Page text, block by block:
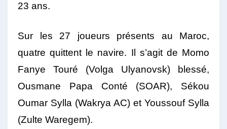
23 ans.
Sur les 27 joueurs présents au Maroc,
quatre quittent le navire. Il s’agit de Momo
Fanye Touré (Volga Ulyanovsk) blessé,
Ousmane Papa Conté (SOAR), Sékou
Oumar Sylla (Wakrya AC) et Youssouf Sylla
(Zulte Waregem).